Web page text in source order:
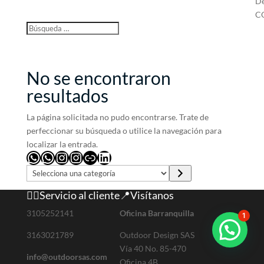
No se encontraron
resultados
La página solicitada no pudo encontrarse. Trate de
perfeccionar su búsqueda o utilice la navegación para
localizar la entrada.
WhatsApp
WhatsApp
Outdoordsg
Outdoordsg.muebles
LinkLinkedIn
e
l
e
c
i
🙋‍♀️Servicio al cliente
3105252141
3163021789
info@outdoorsas.com
📍Visítanos
Oficina Barranquilla
Outdoor Design SAS
Vía 40 No. 85-470
Oficina 4B
1